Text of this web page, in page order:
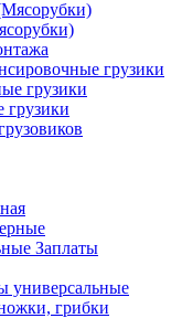
грузики
грузики
Заплаты
универсальные
грибки